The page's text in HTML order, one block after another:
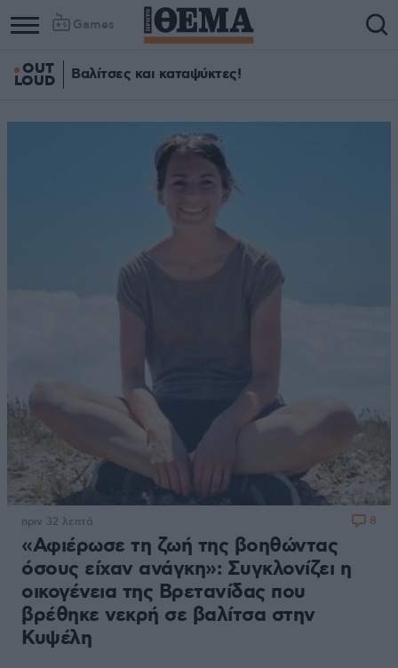
Games
OUT
LOUD Βαλίτσες και καταψύκτες!
«Αφιέρωσε τη ζωή της βοηθώντας
όσους είχαν ανάγκη»: Συγκλονίζει η
οικογένεια της Βρετανίδας που
βρέθηκε νεκρή σε βαλίτσα στην
Κυψέλη
πριν 32 λεπτά 8